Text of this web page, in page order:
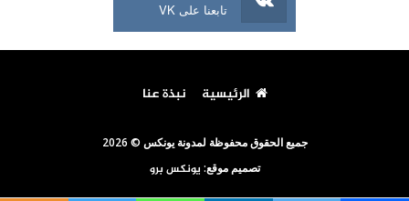
تابعنا على VK
الرئيسية نبذة عنا
جميع الحقوق محفوظة لمدونة يونكس © 2026
تصميم موقع: يونكس برو